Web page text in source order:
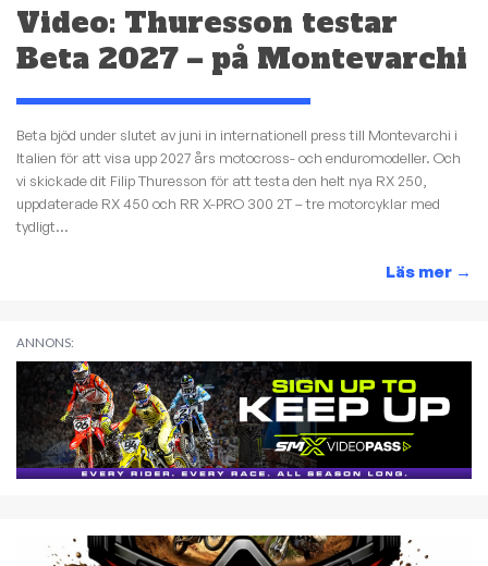
Video: Thuresson testar
Beta 2027 – på Montevarchi
Beta bjöd under slutet av juni in internationell press till Montevarchi i
Italien för att visa upp 2027 års motocross- och enduromodeller. Och
vi skickade dit Filip Thuresson för att testa den helt nya RX 250,
uppdaterade RX 450 och RR X-PRO 300 2T – tre motorcyklar med
tydligt...
Läs mer →
ANNONS: